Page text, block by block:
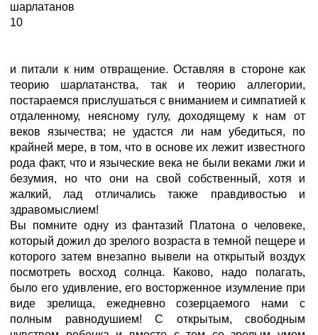
шарлатанов
10
и питали к ним отвращение. Оставляя в стороне как
теорию шарлатанства, так и теорию аллегории,
постараемся прислушаться с вниманием и симпатией к
отдаленному, неясному гулу, доходящему к нам от
веков язычества; не удастся ли нам убедиться, по
крайней мере, в том, что в основе их лежит известного
рода факт, что и языческие века не были веками лжи и
безумия, но что они на свой собственный, хотя и
жалкий, лад отличались также правдивостью и
здравомыслием!
Вы помните одну из фантазий Платона о человеке,
который дожил до зрелого возраста в темной пещере и
которого затем внезапно вывели на открытый воздух
посмотреть восход солнца. Каково, надо полагать,
было его удивление, его восторженное изумление при
виде зрелища, ежедневно созерцаемого нами с
полным равнодушием! С открытым, свободным